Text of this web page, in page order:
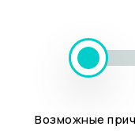
Возможные